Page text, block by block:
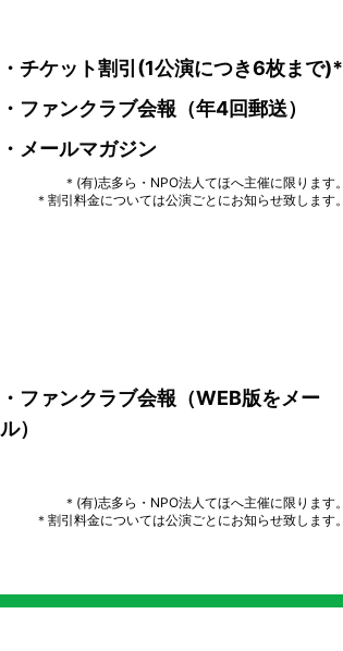
・チケット割引(1公演につき6枚まで)*
・ファンクラブ会報（年4回郵送）
・メールマガジン
＊(有)志多ら・NPO法人てほへ主催に限ります。
＊割引料金については公演ごとにお知らせ致します。
・ファンクラブ会報（WEB版をメー
ル）
＊(有)志多ら・NPO法人てほへ主催に限ります。
＊割引料金については公演ごとにお知らせ致します。